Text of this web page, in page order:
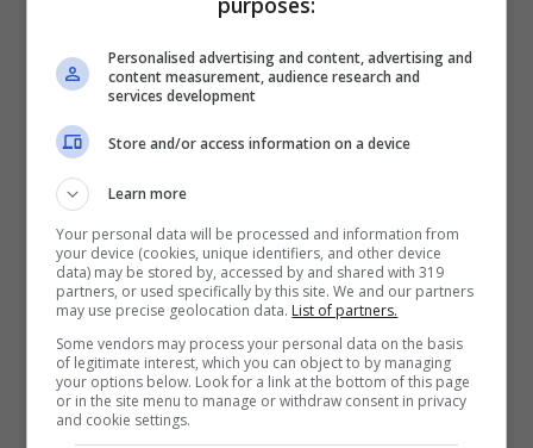
Personalised advertising and content, advertising and
content measurement, audience research and
services development
Store and/or access information on a device
Learn more
Your personal data will be processed and information from
your device (cookies, unique identifiers, and other device
data) may be stored by, accessed by and shared with 319
partners, or used specifically by this site. We and our partners
may use precise geolocation data. List of partners.
Some vendors may process your personal data on the basis
of legitimate interest, which you can object to by managing
your options below. Look for a link at the bottom of this page
or in the site menu to manage or withdraw consent in privacy
and cookie settings.